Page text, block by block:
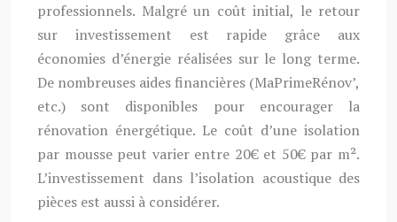
professionnels. Malgré un coût initial, le retour
sur investissement est rapide grâce aux
économies d’énergie réalisées sur le long terme.
De nombreuses aides financières (MaPrimeRénov’,
etc.) sont disponibles pour encourager la
rénovation énergétique. Le coût d’une isolation
par mousse peut varier entre 20€ et 50€ par m².
L’investissement dans l’isolation acoustique des
pièces est aussi à considérer.